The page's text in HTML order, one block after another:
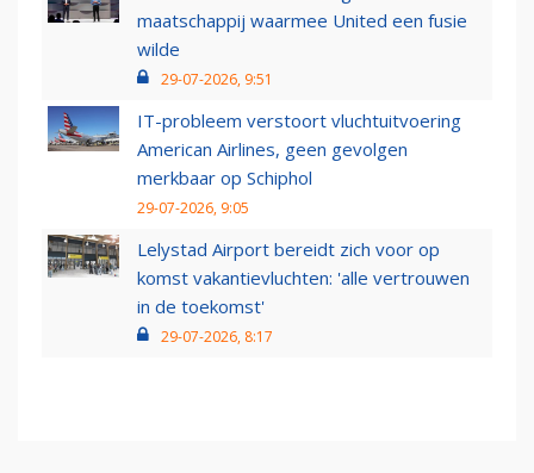
maatschappij waarmee United een fusie
wilde
29-07-2026, 9:51
IT-probleem verstoort vluchtuitvoering
American Airlines, geen gevolgen
merkbaar op Schiphol
29-07-2026, 9:05
Lelystad Airport bereidt zich voor op
komst vakantievluchten: 'alle vertrouwen
in de toekomst'
29-07-2026, 8:17